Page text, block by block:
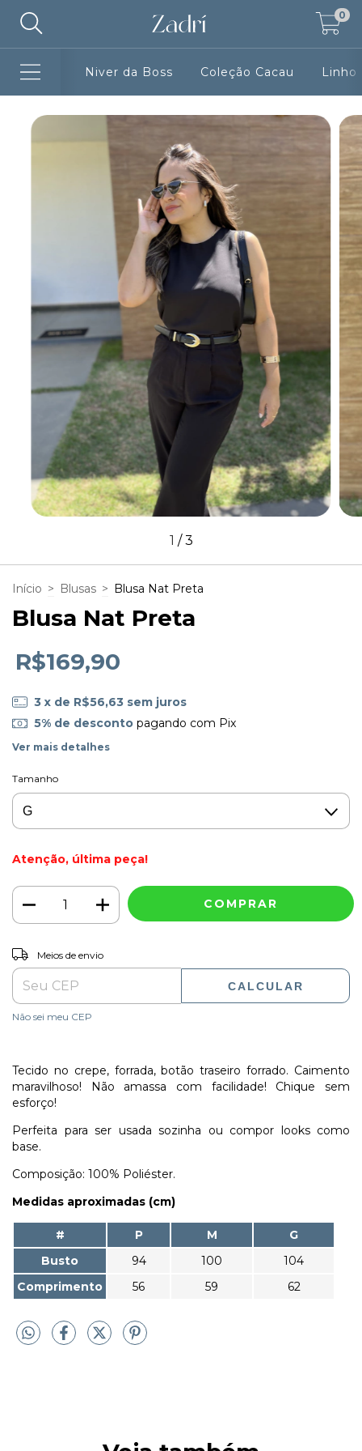
0
Niver da Boss Coleção Cacau Linho
1 /3
Início > Blusas > Blusa Nat Preta
Blusa Nat Preta
R$169,90
3 x de R$56,63 sem juros
5% de descontopagando com Pix
Ver mais detalhes
Tamanho
Atenção, última peça!
Entregas para o CEP:
Meios de envio
CALCULAR
Não sei meu CEP
Tecido no crepe, forrada, botão traseiro forrado. Caimento
maravilhoso! Não amassa com facilidade! Chique sem
esforço!
Perfeita para ser usada sozinha ou compor looks como
base.
Composição: 100% Poliéster.
Medidas aproximadas (cm)
# P M
G
Busto
94 100
104
Comprimento
56 59 62